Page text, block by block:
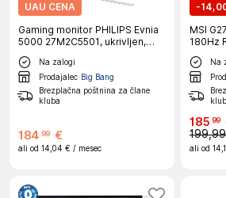
UAU CENA
Gaming monitor PHILIPS Evnia
5000 27M2C5501, ukrivljen,
68,6 cm (27"), QHD, Fast VA,
1500R, 180 Hz
Na zalogi
Prodajalec Big Bang
Brezplačna poštnina za člane
kluba
184 99 €
ali od 14,04 € / mesec
-
MSI G274PF 68,6
Na
185 99
ali od